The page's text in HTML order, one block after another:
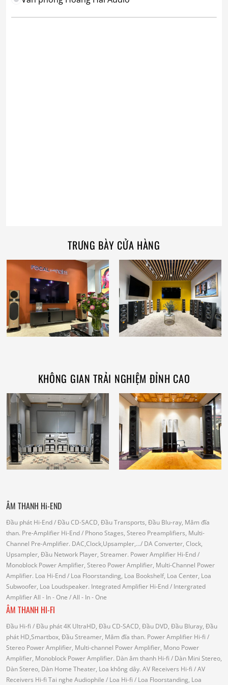
TRƯNG BÀY CỬA HÀNG
KHÔNG GIAN TRẢI NGHIỆM ĐỈNH CAO
ÂM THANH Hi-END
Đầu phát Hi-End/ Đầu CD-SACD, Đầu Transports, Đầu Blu-ray, Mâm đĩa
than. Pre-Amplifier Hi-End/ Phono Stages, Stereo Preamplifiers, Multi-
Channel Pre-Amplifier. DAC,Clock,Upsampler,.../ DA Converter, Clock,
Upsampler, Đầu Network Player, Streamer. Power Amplifier Hi-End/
Monoblock Power Amplifier, Stereo Power Amplifier, Multi-Channel Power
Amplifier. Loa Hi-End/ Loa Floorstanding, Loa Bookshelf, Loa Center, Loa
Subwoofer, Loa Loudspeaker. Integrated Amplifier Hi-End/ Intergrated
AmplifierAll - In - One / All - In - One
ÂM THANH HI-FI
Đầu Hi-fi / Đầu phát 4K UltraHD, Đầu CD-SACD, Đầu DVD, Đầu Bluray, Đầu
phát HD,Smartbox, Đầu Streamer, Mâm đĩa than. Power Amplifier Hi-fi /
Stereo Power Amplifier, Multi-channel Power Amplifier, Mono Power
Amplifier, Monoblock Power Amplifier. Dàn âm thanh Hi-fi / Dàn Mini Stereo,
Dàn Stereo, Dàn Home Theater, Loa không dây. AV Receivers Hi-fi / AV
Receivers Hi-fi Tai nghe Audiophile / Loa Hi-fi / Loa Floorstanding, Loa